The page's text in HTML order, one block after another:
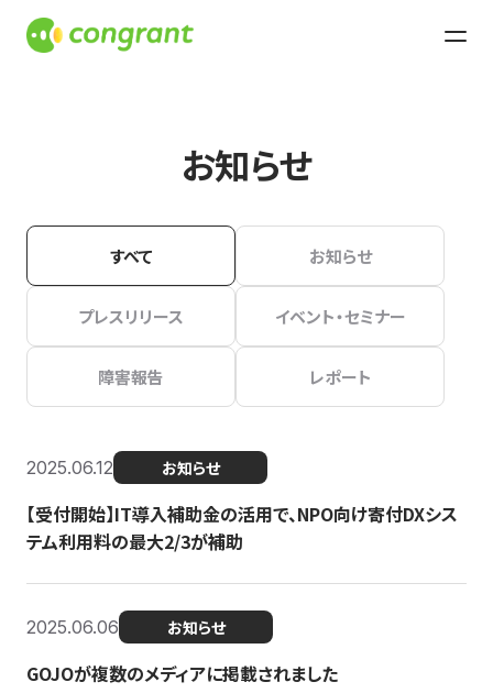
お知らせ
すべて お知らせ
プレスリリース イベント・セミナー
障害報告 レポート
2025.06.12 お知らせ
【受付開始】IT導入補助金の活用で、NPO向け寄付DXシス
テム利用料の最大2/3が補助
2025.06.06 お知らせ
GOJOが複数のメディアに掲載されました